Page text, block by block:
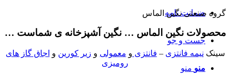
ضمانت نامه
جست و جو
منو منو
گروه صنعتی نگین الماس
محصولات نگین الماس … نگین آشپزخانه ی شماست …
سینک نیمه فانتزی – فانتزی و معمولی و زیر کورین و اجاق گاز های
رومیزی